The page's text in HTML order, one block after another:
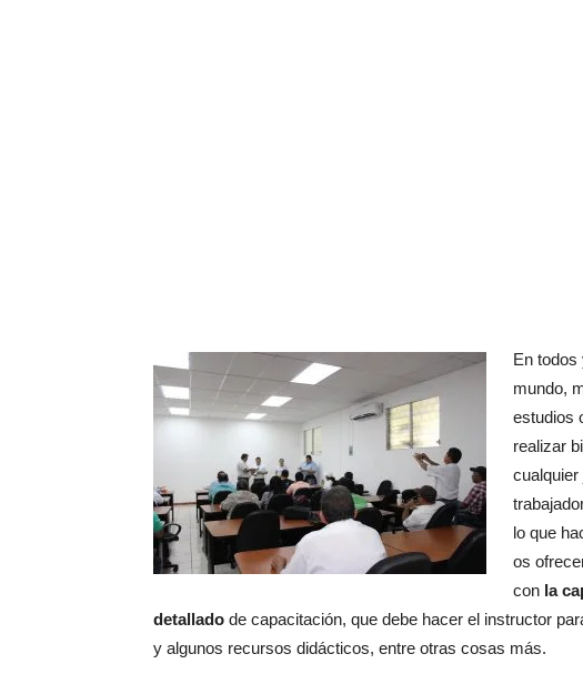
En todos
mundo,
estudios
realizar
lo que
os
con la
detallado de capacitación, que debe hacer el instructor
y algunos recursos didácticos, entre otras cosas más.